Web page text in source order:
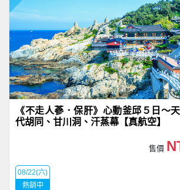
《不走人蔘．保肝》心動釜邱５日～
代胡同、甘川洞、汗蒸幕【真航空】
售價
08/22(六)
熱銷中